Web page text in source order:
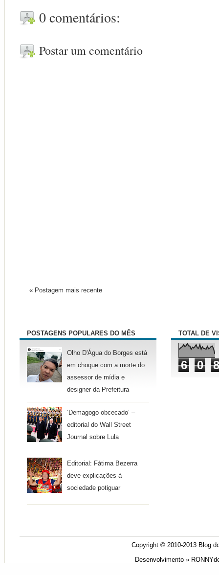
0 comentários:
Postar um comentário
« Postagem mais recente
POSTAGENS POPULARES DO MÊS
Olho D'Água do Borges está
em choque com a morte do
assessor de mídia e
designer da Prefeitura
‘Demagogo obcecado’ –
editorial do Wall Street
Journal sobre Lula
Editorial: Fátima Bezerra
deve explicações à
sociedade potiguar
TOTAL DE
6 0 8
Copyright © 2010-2013 Blog
Desenvolvimento »